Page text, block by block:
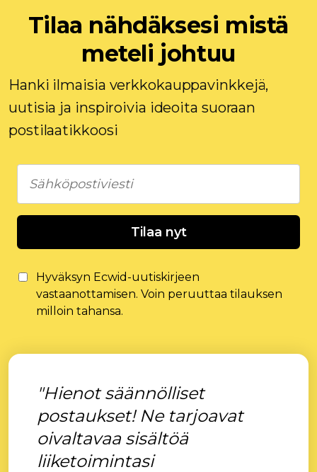
Tilaa nähdäksesi mistä
meteli johtuu
Hanki ilmaisia ​​verkkokauppavinkkejä,
uutisia ja inspiroivia ideoita suoraan
postilaatikkoosi
Tilaa nyt
Hyväksyn Ecwid-uutiskirjeen
vastaanottamisen. Voin peruuttaa tilauksen
milloin tahansa.
"Hienot säännölliset
postaukset! Ne tarjoavat
oivaltavaa sisältöä
liiketoimintasi